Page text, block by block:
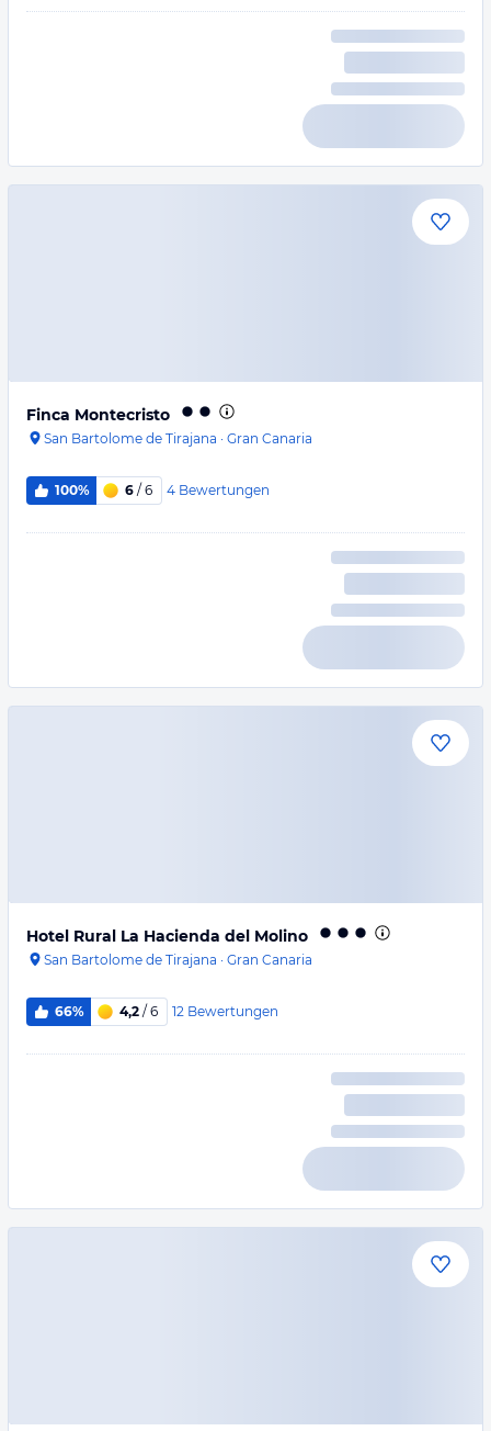
Finca Montecristo
San Bartolome de Tirajana · Gran Canaria
100% 6 / 6 4 Bewertungen
Hotel Rural La Hacienda del Molino
San Bartolome de Tirajana · Gran Canaria
66% 4,2 / 6 12 Bewertungen